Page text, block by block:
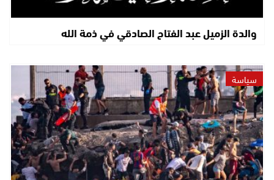
والدة الزميل عبد الفتاح الصادقي في ذمة الله
سياسة